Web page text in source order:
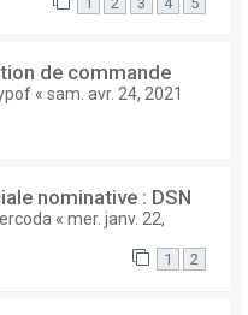
de commande
« sam. avr. 24, 2021
nominative : DSN
« mer. janv. 22,
1 2